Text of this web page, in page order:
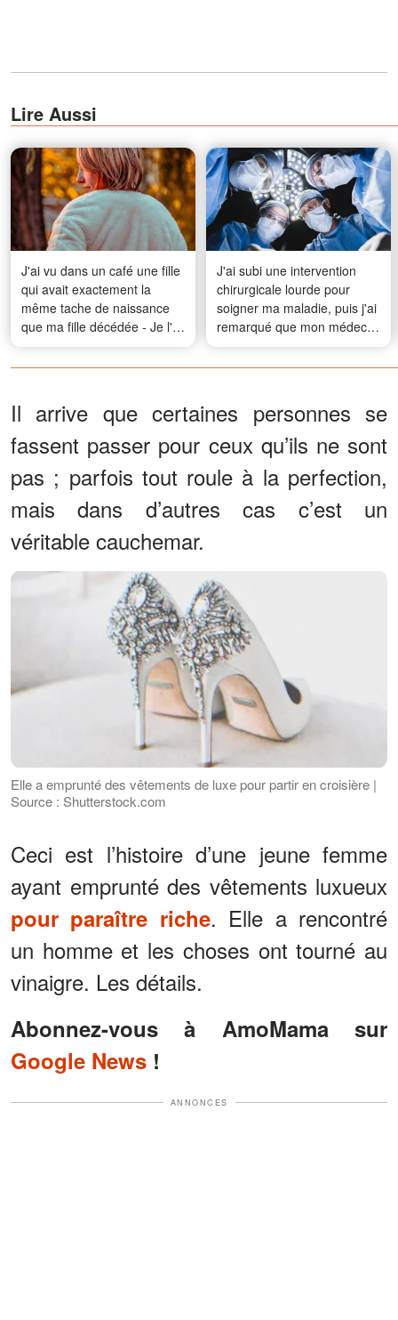
Lire Aussi
J'ai vu dans un café une fille
qui avait exactement la
même tache de naissance
que ma fille décédée - Je l'ai
suivie jusqu'à chez elle et je
suis restée figée quand j'ai
J'ai subi une intervention
chirurgicale lourde pour
soigner ma maladie, puis j'ai
remarqué que mon médecin
avait exactement la même
tache de naissance que moi
Il arrive que certaines personnes se
fassent passer pour ceux qu’ils ne sont
pas ; parfois tout roule à la perfection,
mais dans d’autres cas c’est un
véritable cauchemar.
Elle a emprunté des vêtements de luxe pour partir en croisière |
Source : Shutterstock.com
Ceci est l’histoire d’une jeune femme
ayant emprunté des vêtements luxueux
pour paraître riche. Elle a rencontré
un homme et les choses ont tourné au
vinaigre. Les détails.
Abonnez-vous à AmoMama sur
Google News !
ANNONCES